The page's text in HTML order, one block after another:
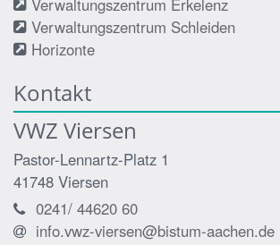
Verwaltungszentrum Erkelenz
Verwaltungszentrum Schleiden
Horizonte
Kontakt
VWZ Viersen
Pastor-Lennartz-Platz 1
41748 Viersen
0241/ 44620 60
info.vwz-viersen@bistum-aachen.de